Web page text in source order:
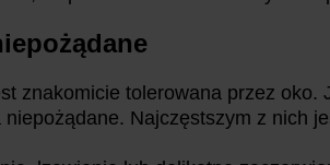
znakomicie tolerowana przez oko.
niepożądane. Najczęstszym z nich